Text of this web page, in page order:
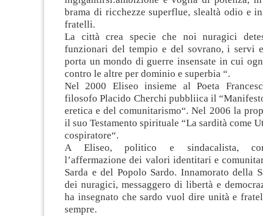
brama di ricchezze superflue, slealtà odio e
fratelli.
La città crea specie che noi nuragici
funzionari del tempio e del sovrano, i servi
porta un mondo di guerre insensate in cui
contro le altre per dominio e superbia “.
Nel 2000 Eliseo insieme al Poeta
filosofo Placido Cherchi pubbliica il
eretica e del comunitarismo“. Nel 2006 la
il suo Testamento spirituale “La sardità come
cospiratore“.
A Eliseo, politico e sindacalista,
l’affermazione dei valori identitari e
Sarda e del Popolo Sardo. Innamorato della
dei nuragici, messaggero di libertà e
ha insegnato che sardo vuol dire unità e
sempre.